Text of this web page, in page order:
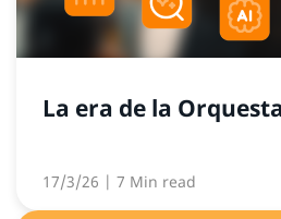
La era de la
17/3/26 | 7 Min read